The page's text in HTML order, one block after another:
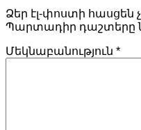
Ձեր էլ-փոստի հասցեն
Պարտադիր դաշտերը
Մեկնաբանություն *